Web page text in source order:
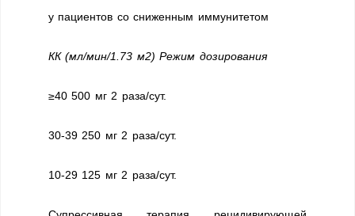
у пациентов со сниженным иммунитетом
КК (мл/мин/1.73 м2) Режим дозирования
≥40 500 мг 2 раза/сут.
30-39 250 мг 2 раза/сут.
10-29 125 мг 2 раза/сут.